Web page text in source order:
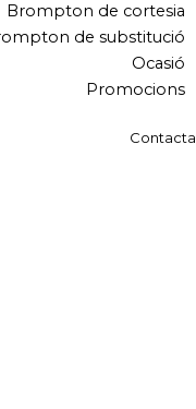
Brompton de cortesia
de substitució
Ocasió
Promocions
Contacta